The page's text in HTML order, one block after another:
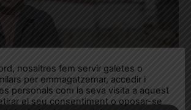
nosaltres fem servir galetes o
per emmagatzemar, accedir i
personals com la seva visita a aquest
el seu consentiment o oposar-se